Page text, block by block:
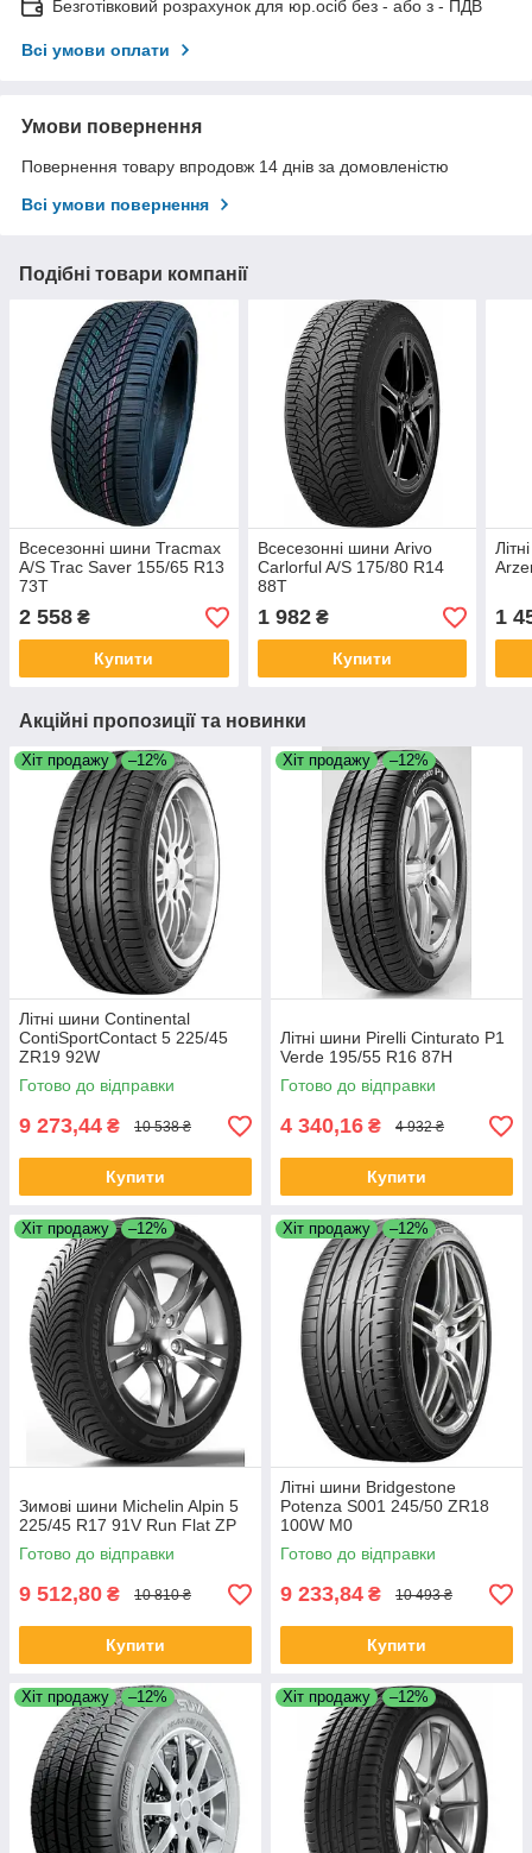
Безготівковий розрахунок для юр.осіб без - або з - ПДВ
Всі умови оплати
Умови повернення
Повернення товару впродовж 14 днів за домовленістю
Всі умови повернення
Подібні товари компанії
Всесезонні шини Tracmax
A/S Trac Saver 155/65 R13
73T
2 558 ₴
Купити
Всесезонні шини Arivo
Carlorful A/S 175/80 R14
88T
1 982₴
Купити
1
Акційні пропозиції та новинки
Хіт продажу –12%
Літні шини Continental
ContiSportContact 5 225/45
ZR19 92W
Готово до відправки
9 273,44 ₴ 10 538 ₴
Купити
Хіт продажу –12%
Літні шини Pirelli Cinturato P1
Verde 195/55 R16 87H
Готово до відправки
4 340,16 ₴ 4 932 ₴
Купити
Хіт продажу –12%
Зимові шини Michelin Alpin 5
225/45 R17 91V Run Flat ZP
Готово до відправки
9 512,80 ₴ 10 810 ₴
Купити
Хіт продажу –12%
Літні шини Bridgestone
Potenza S001 245/50 ZR18
100W M0
Готово до відправки
9 233,84 ₴ 10 493 ₴
Купити
Хіт продажу –12% Хіт продажу –12%